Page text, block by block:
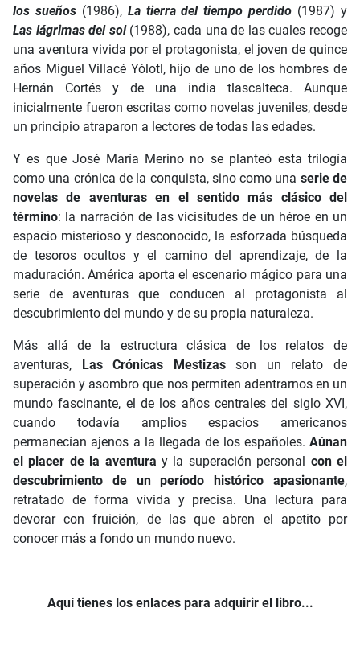
los sueños (1986), La tierra del tiempo perdido (1987) y
Las lágrimas del sol (1988), cada una de las cuales recoge
una aventura vivida por el protagonista, el joven de quince
años Miguel Villacé Yólotl, hijo de uno de los hombres de
Hernán Cortés y de una india tlascalteca. Aunque
inicialmente fueron escritas como novelas juveniles, desde
un principio atraparon a lectores de todas las edades.
Y es que José María Merino no se planteó esta trilogía
como una crónica de la conquista, sino como una serie de
novelas de aventuras en el sentido más clásico del
término: la narración de las vicisitudes de un héroe en un
espacio misterioso y desconocido, la esforzada búsqueda
de tesoros ocultos y el camino del aprendizaje, de la
maduración. América aporta el escenario mágico para una
serie de aventuras que conducen al protagonista al
descubrimiento del mundo y de su propia naturaleza.
Más allá de la estructura clásica de los relatos de
aventuras, Las Crónicas Mestizasson un relato de
superación y asombro que nos permiten adentrarnos en un
mundo fascinante, el de los años centrales del siglo XVI,
cuando todavía amplios espacios americanos
permanecían ajenos a la llegada de los españoles. Aúnan
el placer de la aventura y la superación personal con el
descubrimiento de un período histórico apasionante,
retratado de forma vívida y precisa. Una lectura para
devorar con fruición, de las que abren el apetito por
conocer más a fondo un mundo nuevo.
Aquí tienes los enlaces para adquirir el libro...